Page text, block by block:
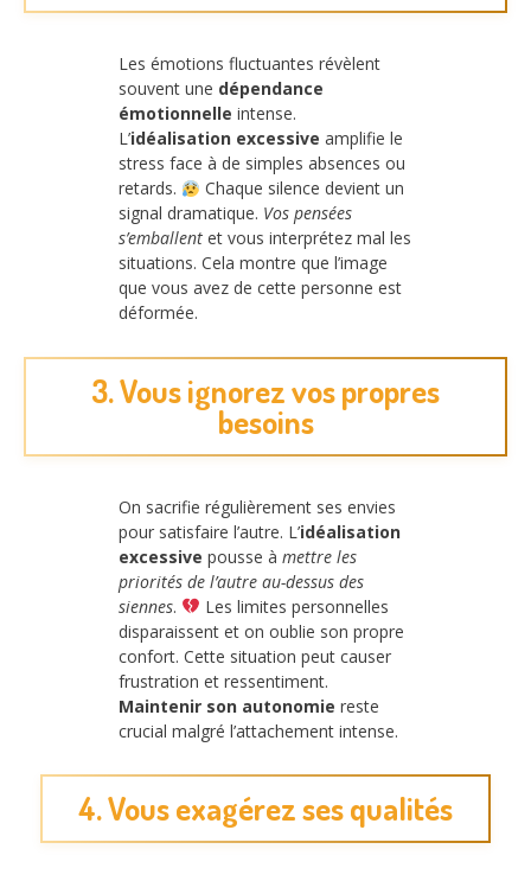
Les émotions fluctuantes révèlent
souvent une dépendance
émotionnelle intense.
L’idéalisation excessive amplifie le
stress face à de simples absences ou
retards.
Chaque silence devient un
signal dramatique. Vos pensées
s’emballent et vous interprétez mal les
situations. Cela montre que l’image
que vous avez de cette personne est
déformée.
3. Vous ignorez vos propres
besoins
On sacrifie régulièrement ses envies
pour satisfaire l’autre. L’idéalisation
excessive pousse à mettre les
priorités de l’autre au-dessus des
siennes.
Les limites personnelles
disparaissent et on oublie son propre
confort. Cette situation peut causer
frustration et ressentiment.
Maintenir son autonomie reste
crucial malgré l’attachement intense.
4. Vous exagérez ses qualités